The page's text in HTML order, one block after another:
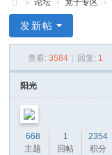
净
心
» 论坛 › 宽子专区 ›
发新帖
查看: 3584 回复: 1
阳光
668
主题
1
回帖
2354
积分